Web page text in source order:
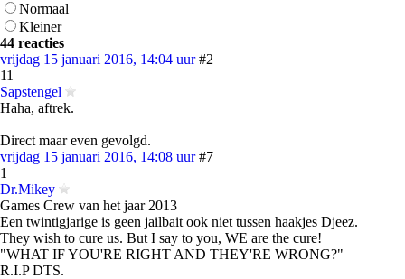
Normaal
Kleiner
44 reacties
vrijdag 15 januari 2016, 14:04 uur #2
11
Sapstengel
Haha, aftrek.
Direct maar even gevolgd.
vrijdag 15 januari 2016, 14:08 uur #7
1
Dr.Mikey
Games Crew van het jaar 2013
Een twintigjarige is geen jailbait ook niet tussen haakjes Djeez.
They wish to cure us. But I say to you, WE are the cure!
"WHAT IF YOU'RE RIGHT AND THEY'RE WRONG?"
R.I.P DTS.